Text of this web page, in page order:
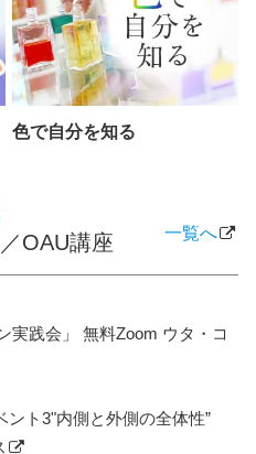
色で自分を知る
OAU講座 一覧へ
実践会」 無料Zoom ウタ・コ
ト3"内側と外側の全体性”